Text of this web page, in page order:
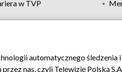
w TVP
Moje zgody Pomoc
automatycznego
nas, czyli Telewizję Polską